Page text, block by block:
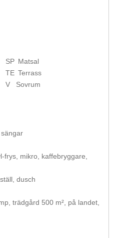
SP Matsal
TE Terrass
V
Sovrum
frys, mikro, kaffebryggare,
dusch
trädgård 500 m², på landet,